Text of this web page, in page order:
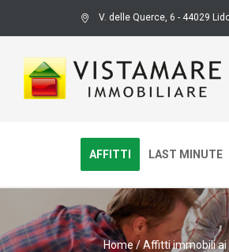
V. delle Querce, 6 - 44029
AFFITTI LAST MINUTE
Home/Affitti immobili ai